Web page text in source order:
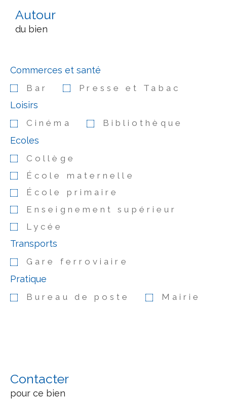
Autour
du bien
Commerces et santé
Bar Presse et Tabac
Loisirs
Cinéma Bibliothèque
Ecoles
Collège
École maternelle
École primaire
Enseignement supérieur
Lycée
Transports
Gare ferroviaire
Pratique
Bureau de poste Mairie
Contacter
pour ce bien